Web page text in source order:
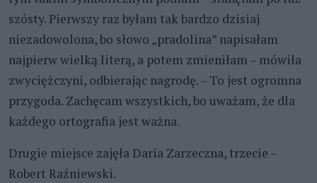
szósty. Pierwszy raz byłam tak bardzo dzisiaj
niezadowolona, bo słowo „pradolina” napisałam
najpierw wielką literą, a potem zmieniłam – mówiła
zwyciężczyni, odbierając nagrodę. – To jest ogromna
przygoda. Zachęcam wszystkich, bo uważam, że dla
każdego ortografia jest ważna.
Drugie miejsce zajęła Daria Zarzeczna, trzecie –
Robert Raźniewski.